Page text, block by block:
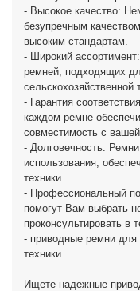
- Высокое качество:
безупречным
высоким стандартам.
- Широкий
ремней, подходящих
сельскохозяйственной
- Гарантия
каждом ремне
совместимость с
- Долговечность:
использования,
техники.
- Профессиональный
помогут Вам выбрать
проконсультировать в
- приводные ремни для
техники.
Ищете надежные